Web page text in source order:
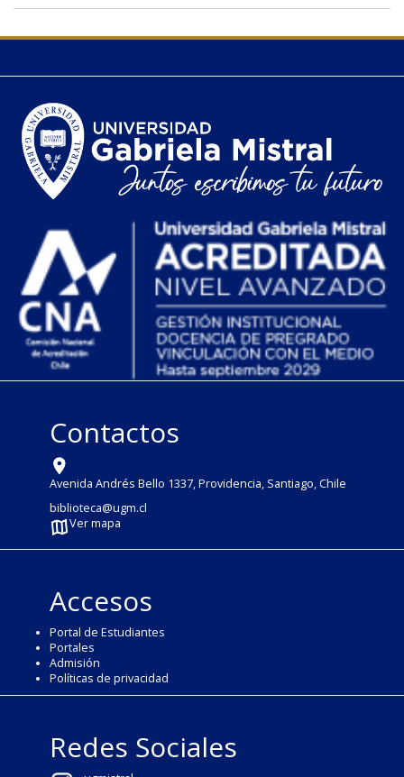
Contactos
Avenida Andrés Bello 1337, Providencia, Santiago, Chile
biblioteca@ugm.cl
Ver mapa
Accesos
Portal de Estudiantes
Portales
Admisión
Políticas de privacidad
Redes Sociales